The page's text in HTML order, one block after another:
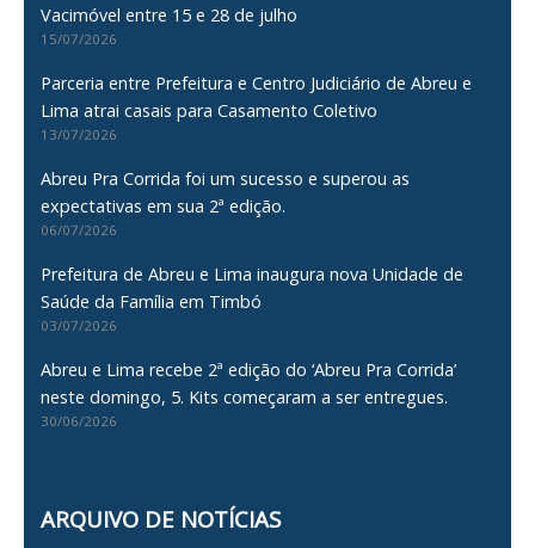
Vacimóvel entre 15 e 28 de julho
15/07/2026
Parceria entre Prefeitura e Centro Judiciário de Abreu e
Lima atrai casais para Casamento Coletivo
13/07/2026
Abreu Pra Corrida foi um sucesso e superou as
expectativas em sua 2ª edição.
06/07/2026
Prefeitura de Abreu e Lima inaugura nova Unidade de
Saúde da Família em Timbó
03/07/2026
Abreu e Lima recebe 2ª edição do ‘Abreu Pra Corrida’
neste domingo, 5. Kits começaram a ser entregues.
30/06/2026
ARQUIVO DE NOTÍCIAS